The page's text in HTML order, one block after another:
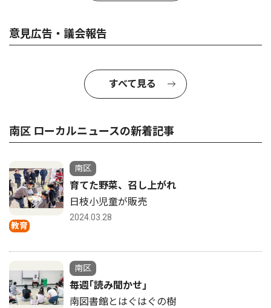
意見広告・議会報告
すべて見る
南区 ローカルニュースの新着記事
教育
南区
育てた野菜、召し上がれ
日枝小児童が販売
2024.03.28
南区
毎週｢読み聞かせ｣
南図書館とはぐはぐの樹